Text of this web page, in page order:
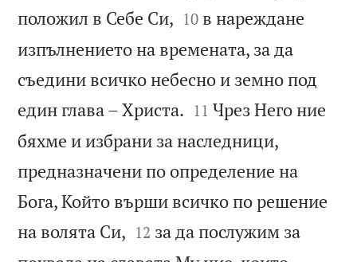
положил в Себе Си, 

10 в нареждане
изпълнението на времената, за да
съедини всичко небесно и земно под
един глава – Христа. 

11 Чрез Него ние
бяхме и избрани за наследници,
предназначени по определение на
Бога, Който върши всичко по решение
на волята Си, 

12 за да послужим за